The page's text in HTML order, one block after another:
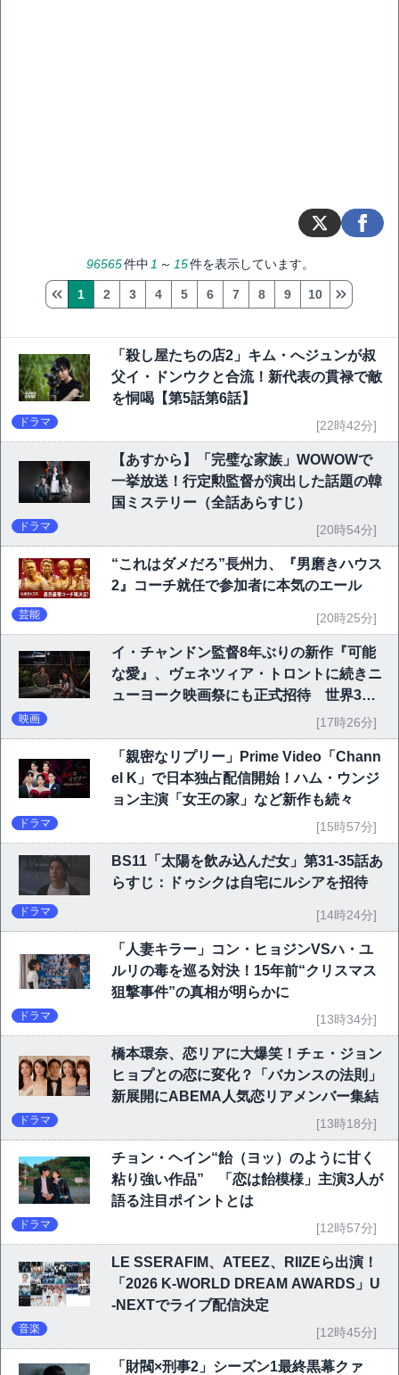
96565件中 1 ～ 15件を表示しています。
1 2 3 4 5 6 7 8 9 10
「殺し屋たちの店2」キム・へジュンが叔
父イ・ドンウクと合流！新代表の貫禄で敵
を恫喝【第5話第6話】
ドラマ [22時42分]
【あすから】「完璧な家族」WOWOWで
一挙放送！行定勲監督が演出した話題の韓
国ミステリー（全話あらすじ）
ドラマ [20時54分]
“これはダメだろ”長州力、『男磨きハウス
2』コーチ就任で参加者に本気のエール
芸能 [20時25分]
イ・チャンドン監督8年ぶりの新作『可能
な愛』、ヴェネツィア・トロントに続きニ
ューヨーク映画祭にも正式招待 世界3大
映画 [17時26分]
「親密なリプリー」Prime Video「Chann
el K」で日本独占配信開始！ハム・ウンジ
ョン主演「女王の家」など新作も続々
ドラマ [15時57分]
BS11「太陽を飲み込んだ女」第31-35話あ
らすじ：ドゥシクは自宅にルシアを招待
ドラマ [14時24分]
「人妻キラー」コン・ヒョジンVSハ・ユ
ルリの毒を巡る対決！15年前“クリスマス
狙撃事件”の真相が明らかに
ドラマ [13時34分]
橋本環奈、恋リアに大爆笑！チェ・ジョン
ヒョプとの恋に変化？「バカンスの法則」
新展開にABEMA人気恋リアメンバー集結
ドラマ [13時18分]
チョン・ヘイン“飴（ヨッ）のように甘く
粘り強い作品” 「恋は飴模様」主演3人が
語る注目ポイントとは
ドラマ [12時57分]
LE SSERAFIM、ATEEZ、RIIZEら出演！
「2026 K-WORLD DREAM AWARDS」U
-NEXTでライブ配信決定
音楽 [12時45分]
「財閥×刑事2」シーズン1最終黒幕クァ